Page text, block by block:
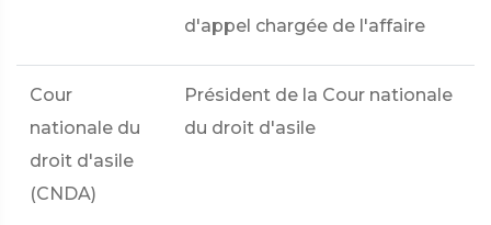
d'appel chargée de l'affaire
Cour
nationale du
droit d'asile
(CNDA)
Président de la Cour nationale
du droit d'asile